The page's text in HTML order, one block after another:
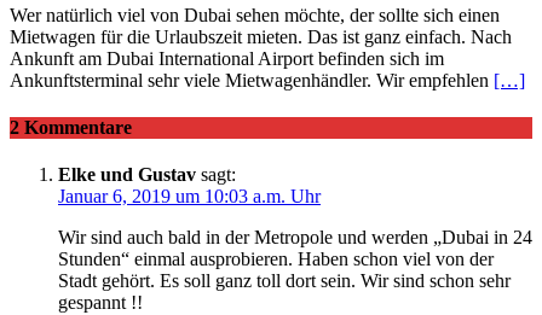
Wer natürlich viel von Dubai sehen möchte, der sollte sich einen
Mietwagen für die Urlaubszeit mieten. Das ist ganz einfach. Nach
Ankunft am Dubai International Airport befinden sich im
Ankunftsterminal sehr viele Mietwagenhändler. Wir empfehlen […]
2 Kommentare
Elke und Gustav sagt:
Januar 6, 2019 um 10:03 a.m. Uhr
Wir sind auch bald in der Metropole und werden „Dubai in 24
Stunden“ einmal ausprobieren. Haben schon viel von der
Stadt gehört. Es soll ganz toll dort sein. Wir sind schon sehr
gespannt !!